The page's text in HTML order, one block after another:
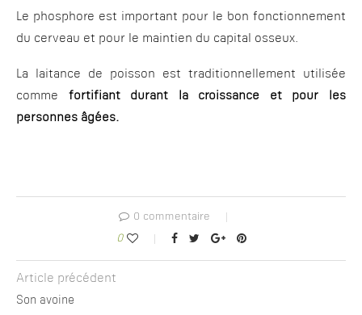
Le phosphore est important pour le bon fonctionnement
du cerveau et pour le maintien du capital osseux.
La laitance de poisson est traditionnellement utilisée
comme fortifiant durant la croissance et pour les
personnes âgées.
0 commentaire
0
Article précédent
Son avoine